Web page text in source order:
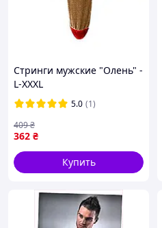
Стринги мужские "Олень" -
L-XXXL
5.0 (1)
362 ₴
409₴
Купить